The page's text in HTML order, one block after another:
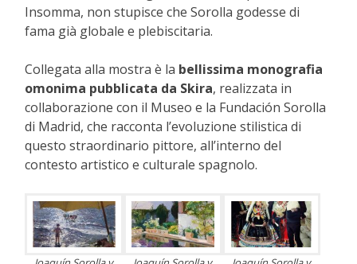
Insomma, non stupisce che Sorolla godesse di
fama già globale e plebiscitaria.
Collegata alla mostra è la bellissima monografia
omonima pubblicata da Skira, realizzata in
collaborazione con il Museo e la Fundación Sorolla
di Madrid, che racconta l’evoluzione stilistica di
questo straordinario pittore, all’interno del
contesto artistico e culturale spagnolo.